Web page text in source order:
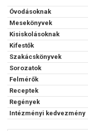
Óvodásoknak
Mesekönyvek
Kisiskolásoknak
Kifestők
Szakácskönyvek
Sorozatok
Felmérők
Receptek
Regények
Intézményi kedvezmény